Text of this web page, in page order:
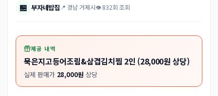
🏪 부자네밥집📍 경남 거제시👁 832회 조회
제공 내역
묵은지고등어조림&삼겹김치찜 2인 (28,000원 상당)
실제 판매가 28,000원 상당